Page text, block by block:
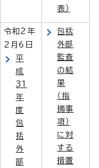
表）
令和2年
2月6日
平
成
31
年
度
包
括
外
部
包括
外部
監査
の結
果
（指
摘事
項）
に対
する
措置